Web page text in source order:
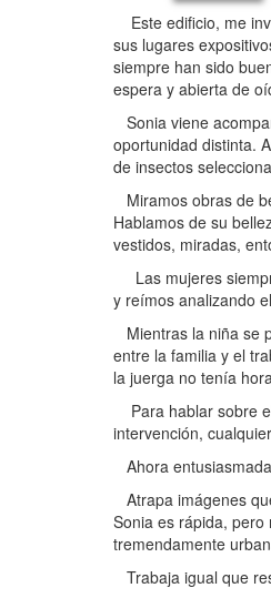
Este edificio, me
sus lugares
siempre han sido
espera y abierta de
Sonia viene
oportunidad distinta.
de insectos
Miramos obras de
Hablamos de su
vestidos, miradas,
Las mujeres
y reímos analizando
Mientras la niña se
entre la familia y el
la juerga no tenía
Para hablar sobre
intervención,
Ahora
Atrapa imágenes
Sonia es rápida,
tremendamente
Trabaja igual que